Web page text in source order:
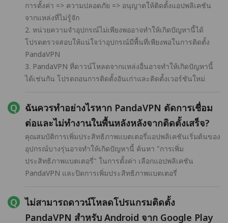
การตั้งค่า => ความปลอดภัย => อนุญาตให้ติดตั้งแอปพลิเคชัน
จากแหล่งที่ไม่รู้จัก
2. หน่วยความจำอุปกรณ์ไม่เพียงพออาจทำให้เกิดปัญหานี้ได้
โปรดตรวจสอบให้แน่ใจว่าอุปกรณ์มีพื้นที่เพียงพอในการติดตั้ง
PandaVPN
3. PandaVPN ที่ดาวน์โหลดจากแหล่งอื่นอาจทำให้เกิดปัญหานี้
ได้เช่นกัน โปรดถอนการติดตั้งอันเก่าและติดตั้งเวอร์ชันใหม่
ฉันควรทำอย่างไรหาก PandaVPN ตัดการเชื่อม
ต่อและไม่ทำงานในพื้นหลังหลังจากติดตั้งเสร็จ?
คุณสมบัติการเพิ่มประสิทธิภาพแบตเตอรี่แอปพลิเคชันเริ่มต้นของ
อุปกรณ์บางรุ่นอาจทำให้เกิดปัญหานี้ ค้นหา "การเพิ่ม
ประสิทธิภาพแบตเตอรี่" ในการตั้งค่า เลือกแอปพลิเคชัน
PandaVPN และปิดการเพิ่มประสิทธิภาพแบตเตอรี่
ไม่สามารถดาวน์โหลดโปรแกรมติดตั้ง
PandaVPN สำหรับ Android จาก Google Play